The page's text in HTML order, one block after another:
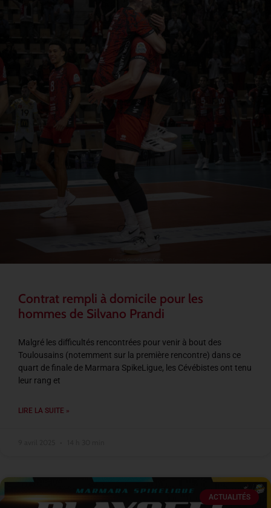
Contrat rempli à domicile pour les
hommes de Silvano Prandi
Malgré les difficultés rencontrées pour venir à bout des
Toulousains (notemment sur la première rencontre) dans ce
quart de finale de Marmara SpikeLigue, les Cévébistes ont tenu
leur rang et
LIRE LA SUITE »
ACTUALITÉS